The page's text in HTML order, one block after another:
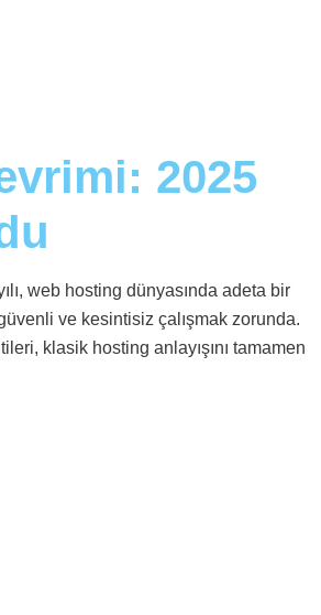
2025
web hosting dünyasında adeta bir
ve kesintisiz çalışmak zorunda.
klasik hosting anlayışını tamamen